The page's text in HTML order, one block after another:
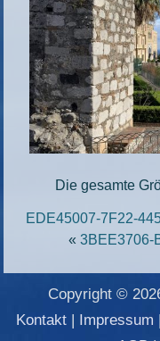
Die gesamte
EDE45007-7F22-
« 3BEE3706-
Copyright ©
Kontakt| Impressum |